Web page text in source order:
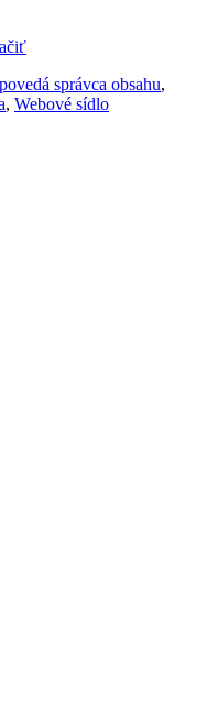
správca obsahu,
, Webové sídlo